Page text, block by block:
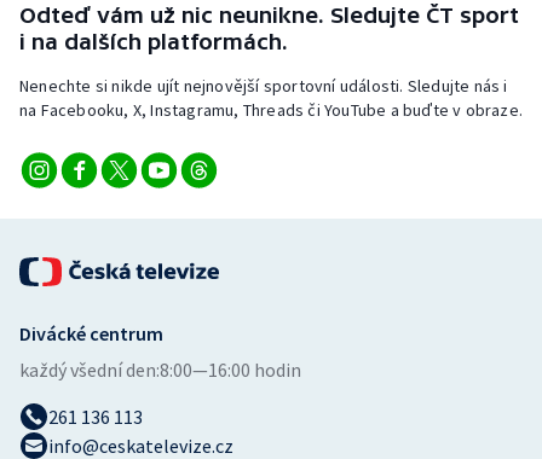
Odteď vám už nic neunikne. Sledujte ČT sport
i na dalších platformách.
Nenechte si nikde ujít nejnovější sportovní události. Sledujte nás i
na Facebooku, X, Instagramu, Threads či YouTube a buďte v obraze.
Divácké centrum
každý všední den:8:00—16:00 hodin
261 136 113
info@ceskatelevize.cz